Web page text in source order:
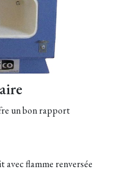
un bon rapport
avec flamme renversée